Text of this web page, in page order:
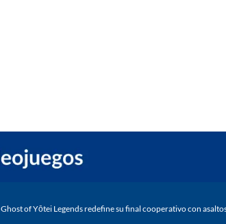
Ghost of Yōtei Legends redefine su final cooperativo con